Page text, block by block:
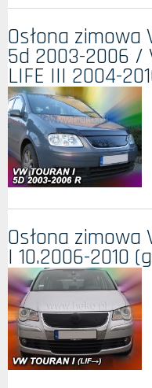
Osłona zimowa
5d 2003-2006 /
LIFE III 2004-
Osłona zimowa
I 10.2006-2010